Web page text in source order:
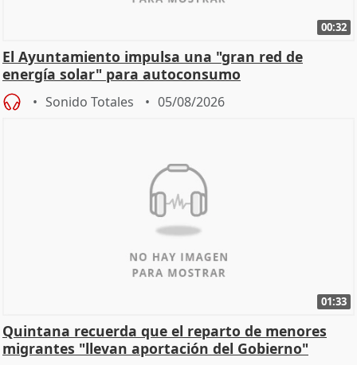
00:32
El Ayuntamiento impulsa una "gran red de
energía solar" para autoconsumo
Sonido Totales 05/08/2026
01:33
Quintana recuerda que el reparto de menores
migrantes "llevan aportación del Gobierno"